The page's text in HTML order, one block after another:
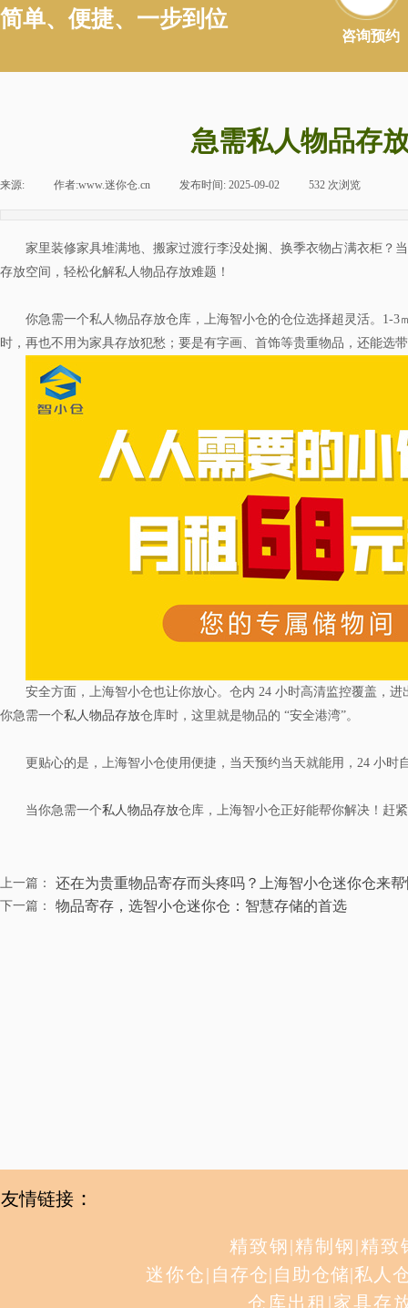
咨询预约
简单、便捷、一步到位
急需私人物品存
来源: 作者:www.迷你仓.cn 发布时间: 2025-09-02 532 次浏览
家里装修家具堆满地、搬家过渡行李没处搁、换季衣物占满衣柜？
存放空间，轻松化解私人物品存放难题！
你急需一个私人物品存放仓库，上海智小仓的仓位选择超灵活。1-
时，再也不用为家具存放犯愁；要是有字画、首饰等贵重物品，还能选
安全方面，上海智小仓也让你放心。仓内 24 小时高清监控覆盖，
你急需一个私人物品存放仓库时，这里就是物品的 “安全港湾”。
更贴心的是，上海智小仓使用便捷，当天预约当天就能用，24 小
当你急需一个私人物品存放仓库，上海智小仓正好能帮你解决！赶
上一篇： 还在为贵重物品寄存而头疼吗？上海智小仓迷你仓来
下一篇： 物品寄存，选智小仓迷你仓：智慧存储的首选
精致钢|精制钢|精致
迷你仓| 自存仓| 自助仓储|私人
仓库出租 |家具存
友情链接 ：